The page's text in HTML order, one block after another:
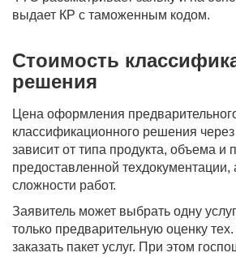
выдает КР с таможенным кодом.
Стоимость
решения
Цена оформления
классификационного решения через
зависит от типа продукта, объема и
предоставленной техдокументации,
сложности работ.
Заявитель может выбрать одну
только предварительную оценку
заказать пакет услуг. При этом